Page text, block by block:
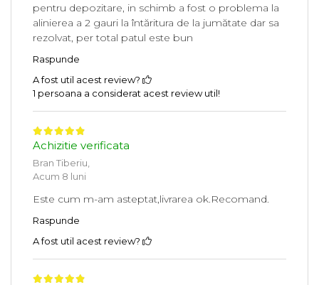
pentru depozitare, in schimb a fost o problema la
alinierea a 2 gauri la întăritura de la jumătate dar sa
rezolvat, per total patul este bun
Raspunde
A fost util acest review?
1 persoana a considerat acest review util!
Achizitie verificata
Bran Tiberiu,
Acum 8 luni
Este cum m-am asteptat,livrarea ok.Recomand.
Raspunde
A fost util acest review?